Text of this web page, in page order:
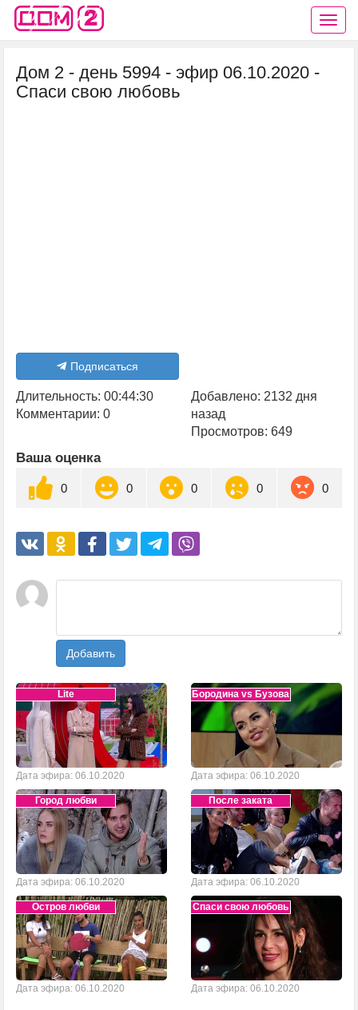
Дом 2 - день 5994 - эфир 06.10.2020 -
Спаси свою любовь
Подписаться
Длительность: 00:44:30
Комментарии: 0
Добавлено: 2132 дня
назад
Просмотров: 649
Ваша оценка
0 0 0 0 0
Добавить
Lite
Дата эфира: 06.10.2020
Бородина vs Бузова
Дата эфира: 06.10.2020
Город любви
Дата эфира: 06.10.2020
После заката
Дата эфира: 06.10.2020
Остров любви
Дата эфира: 06.10.2020
Спаси свою любовь
Дата эфира: 06.10.2020